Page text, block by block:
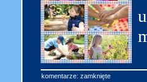
komentarze: zamknięte